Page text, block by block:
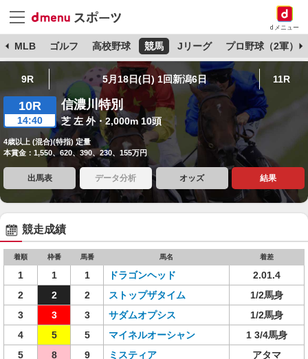
dメニュー
MLB ゴルフ 高校野球 競馬 Jリーグ プロ野球（2軍）
9R 5月18日(日) 1回新潟6日 11R
10R
14:40
信濃川特別
芝 左 外・2,000m 10頭
4歳以上 (混合)(特指) 定量
本賞金：1,550、620、390、230、155万円
出馬表 データ分析 オッズ 結果
競走成績
着順 枠番 馬番 馬名 着差
1 1 1 ドラゴンヘッド
2.01.4
2
2 2 ストップザタイム
1/2馬身
3
3 3 サダムオプシス
1/2馬身
4
5 5 マイネルオーシャン
1 3/4馬身
5
8 9 ミスティア
アタマ